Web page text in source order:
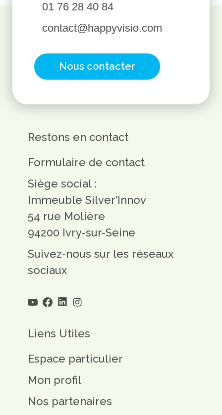
01 76 28 40 84
contact@happyvisio.com
Nous contacter
Liens Utiles
Espace particulier
Mon profil
Nos partenaires
Restons en contact
Formulaire de contact
Siège social :
Immeuble Silver'Innov
54 rue Molière
94200 Ivry-sur-Seine
Suivez-nous sur les réseaux
sociaux